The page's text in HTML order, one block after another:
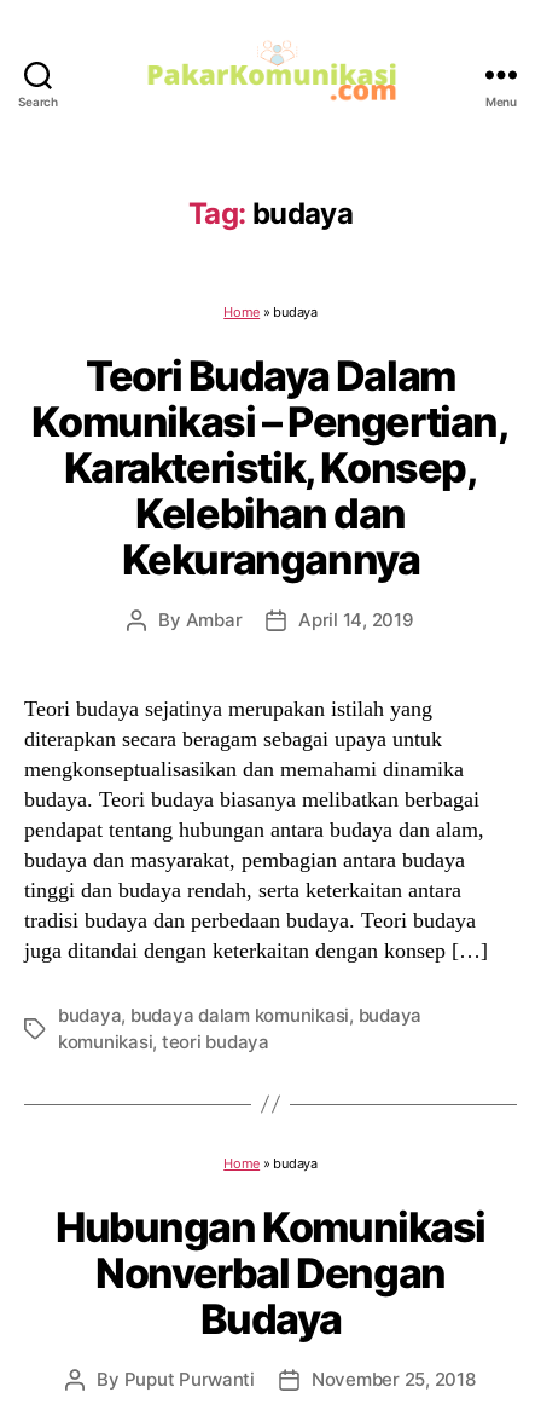
Search Menu
Tag: budaya
Home » budaya
Teori Budaya Dalam
Komunikasi – Pengertian,
Karakteristik, Konsep,
Kelebihan dan
Kekurangannya
Post
By Ambar
PostApril 14, 2019
Teori budaya sejatinya merupakan istilah yang
diterapkan secara beragam sebagai upaya untuk
mengkonseptualisasikan dan memahami dinamika
budaya. Teori budaya biasanya melibatkan berbagai
pendapat tentang hubungan antara budaya dan alam,
budaya dan masyarakat, pembagian antara budaya
tinggi dan budaya rendah, serta keterkaitan antara
tradisi budaya dan perbedaan budaya. Teori budaya
juga ditandai dengan keterkaitan dengan konsep […]
Tags
budaya, budaya dalam komunikasi, budaya
komunikasi, teori budaya
Home » budaya
Hubungan Komunikasi
Nonverbal Dengan
Budaya
Post
By Puput Purwanti
PostNovember 25, 2018